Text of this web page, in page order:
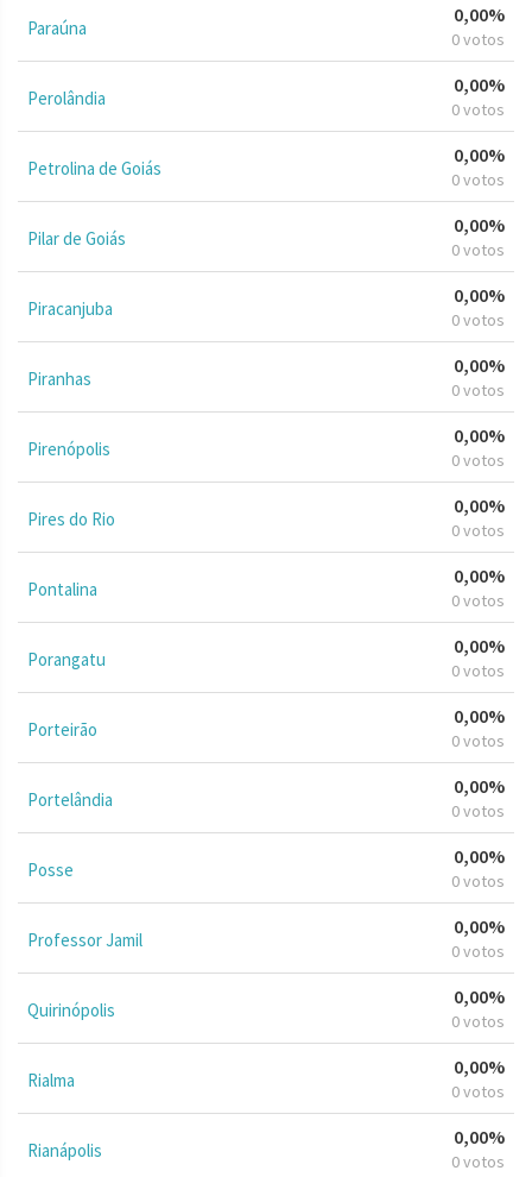
Paraúna
0,00%
0 votos
Perolândia
0,00%
0 votos
Petrolina de Goiás
0,00%
0 votos
Pilar de Goiás
0,00%
0 votos
Piracanjuba
0,00%
0 votos
Piranhas
0,00%
0 votos
Pirenópolis
0,00%
0 votos
Pires do Rio
0,00%
0 votos
Pontalina
0,00%
0 votos
Porangatu
0,00%
0 votos
Porteirão
0,00%
0 votos
Portelândia
0,00%
0 votos
Posse
0,00%
0 votos
Professor Jamil
0,00%
0 votos
Quirinópolis
0,00%
0 votos
Rialma
0,00%
0 votos
Rianápolis
0,00%
0 votos